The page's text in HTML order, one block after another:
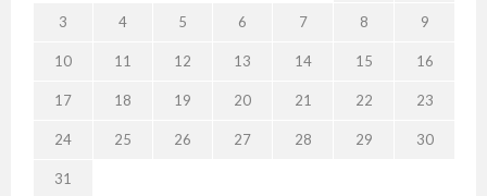
3 4 5 6 7 8 9
10 11 12 13 14 15 16
17 18 19 20 21 22 23
24 25 26 27 28 29 30
31